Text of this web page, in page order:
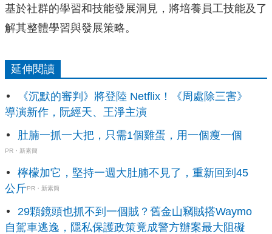
基於社群的學習和技能發展洞見，將培養員工技能及了
解其整體學習與發展策略。
延伸閱讀
《沉默的審判》將登陸 Netflix！《周處除三害》
導演新作，阮經天、王淨主演
肚腩一抓一大把，只需1個雞蛋，用一個瘦一個
PR・新素簡
檸檬加它，堅持一週大肚腩不見了，重新回到45
公斤PR・新素簡
29顆鏡頭也抓不到一個賊？舊金山竊賊搭Waymo
自駕車逃逸，隱私保護政策竟成警方辦案最大阻礙